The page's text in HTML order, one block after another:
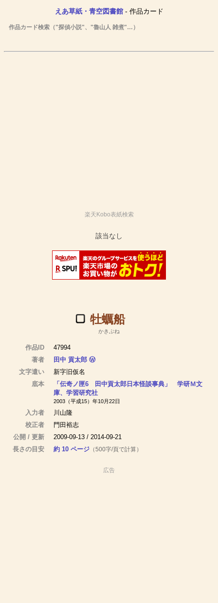
えあ草紙・青空図書館- 作品カード
作品カード検索（"探偵小説"、"魯山人 雑煮"…）
楽天Kobo表紙検索
牡蠣船
かきぶね
作品ID
47994
著者
田中 貢太郎 Ⓦ
文字遣い
新字旧仮名
底本
「伝奇ノ匣6 田中貢太郎日本怪談事典」 学研Ｍ文
庫、学習研究社
2003（平成15）年10月22日
入力者
川山隆
校正者
門田裕志
公開 / 更新
2009-09-13 / 2014-09-21
長さの目安
約 10 ページ （500字/頁で計算）
広告